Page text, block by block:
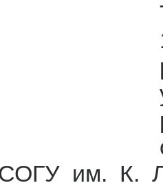
им. К.